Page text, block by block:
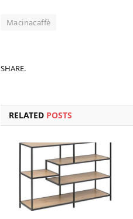
Macinacaffè
SHARE.
RELATED POSTS